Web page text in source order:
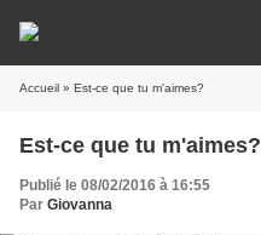
Accueil » Est-ce que tu m'aimes?
Est-ce que tu m'aimes?
Publié le 08/02/2016 à 16:55
Par Giovanna